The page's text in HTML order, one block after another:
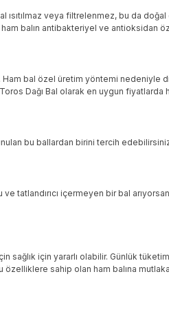
ısıtılmaz veya filtrelenmez, bu da
balın antibakteriyel ve antioksidan
bal özel üretim yöntemi
Dağı Bal olarak en uygun
bu ballardan birini tercih
tatlandırıcı içermeyen bir bal
sağlık için yararlı olabilir. Günlük
özelliklere sahip olan ham balına